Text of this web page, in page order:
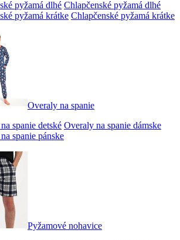
pyžamá dlhé Chlapčenské pyžamá dlhé
pyžamá krátke Chlapčenské pyžamá krátke
Overaly na spanie
spanie detské Overaly na spanie dámske
spanie pánske
Pyžamové nohavice